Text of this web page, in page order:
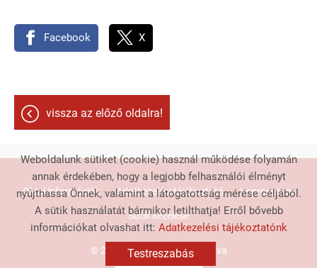
Facebook X
vissza az előző oldalra!
© 2026 - Minden jog fenntartva
Oldal információk Adatkezelési tájékoztató Impresszum
Sütik kezelése
Testreszabás
Weboldalunk sütiket (cookie) használ működése folyamán
annak érdekében, hogy a legjobb felhasználói élményt
nyújthassa Önnek, valamint a látogatottság mérése céljából.
A sütik használatát bármikor letilthatja! Erről bővebb
információkat olvashat itt: Adatkezelési tájékoztatónk